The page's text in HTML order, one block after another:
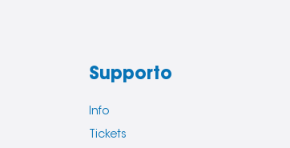
Supporto
Info
Tickets